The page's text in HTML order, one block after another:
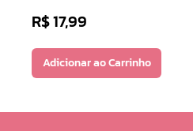
R$17,99
Adicionar ao Carrinho